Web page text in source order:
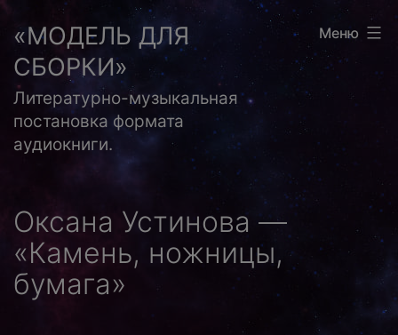
Перейти
содержимому
«МОДЕЛЬ ДЛЯ
СБОРКИ»
Литературно-музыкальная
постановка формата
аудиокниги.
Меню
Оксана Устинова —
«Камень, ножницы,
бумага»